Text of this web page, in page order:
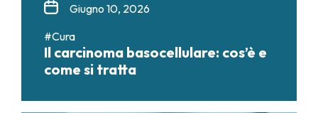
Giugno 10, 2026
#Cura
Il carcinoma basocellulare: cos’è e
come si tratta